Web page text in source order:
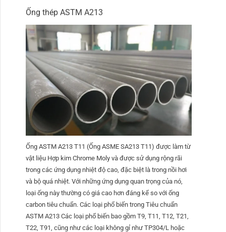
Ống thép ASTM A213
Ống ASTM A213 T11 (Ống ASME SA213 T11) được làm từ
vật liệu Hợp kim Chrome Moly và được sử dụng rộng rãi
trong các ứng dụng nhiệt độ cao, đặc biệt là trong nồi hơi
và bộ quá nhiệt. Với những ứng dụng quan trọng của nó,
loại ống này thường có giá cao hơn đáng kể so với ống
carbon tiêu chuẩn. Các loại phổ biến trong Tiêu chuẩn
ASTM A213 Các loại phổ biến bao gồm T9, T11, T12, T21,
T22, T91, cũng như các loại không gỉ như TP304/L hoặc